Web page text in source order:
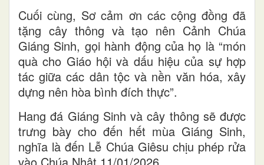
Cuối cùng, Sơ cảm ơn các cộng đồng đã
tặng cây thông và tạo nên Cảnh Chúa
Giáng Sinh, gọi hành động của họ là “món
quà cho Giáo hội và dấu hiệu của sự hợp
tác giữa các dân tộc và nền văn hóa, xây
dựng nên hòa bình đích thực”.
Hang đá Giáng Sinh và cây thông sẽ được
trưng bày cho đến hết mùa Giáng Sinh,
nghĩa là đến Lễ Chúa Giêsu chịu phép rửa
vào Chúa Nhật 11/01/2026.